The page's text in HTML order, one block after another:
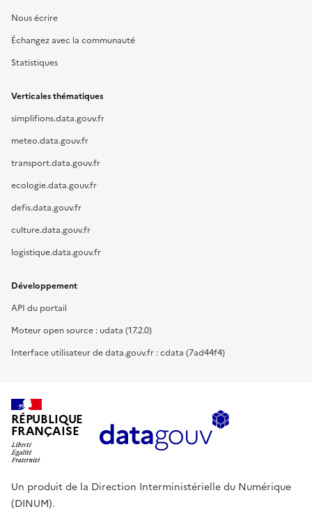
Nous écrire
Échangez avec la communauté
Statistiques
Verticales thématiques
simplifions.data.gouv.fr
meteo.data.gouv.fr
transport.data.gouv.fr
ecologie.data.gouv.fr
defis.data.gouv.fr
culture.data.gouv.fr
logistique.data.gouv.fr
Développement
API du portail
Moteur open source : udata (17.2.0)
Interface utilisateur de data.gouv.fr : cdata (7ad44f4)
RÉPUBLIQUE
FRANÇAISE
Un produit de la Direction Interministérielle du Numérique
(DINUM).